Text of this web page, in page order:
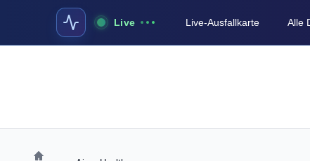
Live Live-Ausfallkarte Alle